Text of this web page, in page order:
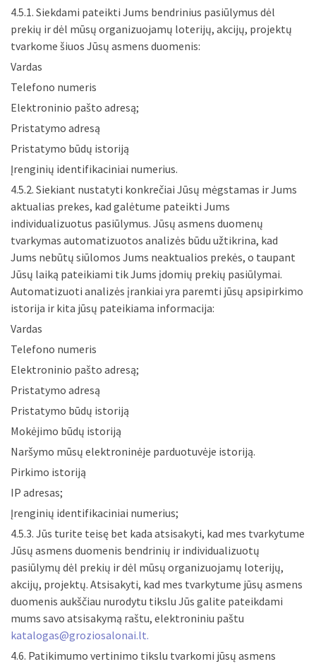
4.5.1. Siekdami pateikti Jums bendrinius pasiūlymus dėl
prekių ir dėl mūsų organizuojamų loterijų, akcijų, projektų
tvarkome šiuos Jūsų asmens duomenis:
Vardas
Telefono numeris
Elektroninio pašto adresą;
Pristatymo adresą
Pristatymo būdų istoriją
Įrenginių identifikaciniai numerius.
4.5.2. Siekiant nustatyti konkrečiai Jūsų mėgstamas ir Jums
aktualias prekes, kad galėtume pateikti Jums
individualizuotus pasiūlymus. Jūsų asmens duomenų
tvarkymas automatizuotos analizės būdu užtikrina, kad
Jums nebūtų siūlomos Jums neaktualios prekės, o taupant
Jūsų laiką pateikiami tik Jums įdomių prekių pasiūlymai.
Automatizuoti analizės įrankiai yra paremti jūsų apsipirkimo
istorija ir kita jūsų pateikiama informacija:
Vardas
Telefono numeris
Elektroninio pašto adresą;
Pristatymo adresą
Pristatymo būdų istoriją
Mokėjimo būdų istoriją
Naršymo mūsų elektroninėje parduotuvėje istoriją.
Pirkimo istoriją
IP adresas;
Įrenginių identifikaciniai numerius;
4.5.3. Jūs turite teisę bet kada atsisakyti, kad mes tvarkytume
Jūsų asmens duomenis bendrinių ir individualizuotų
pasiūlymų dėl prekių ir dėl mūsų organizuojamų loterijų,
akcijų, projektų. Atsisakyti, kad mes tvarkytume jūsų asmens
duomenis aukščiau nurodytu tikslu Jūs galite pateikdami
mums savo atsisakymą raštu, elektroniniu paštu
katalogas@groziosalonai.lt.
4.6. Patikimumo vertinimo tikslu tvarkomi jūsų asmens